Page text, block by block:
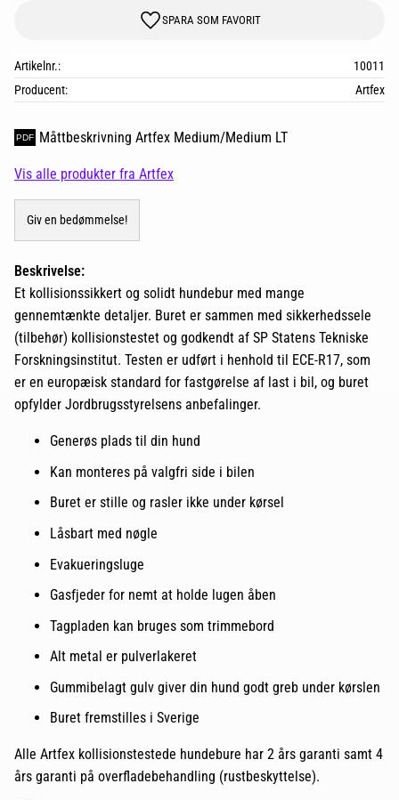
GEM SOM FAVORIT
Artikelnr.
10011
Producent
Artfex
Måttbeskrivning Artfex Medium/Medium LT
Vis alle produkter fra Artfex
Giv en bedømmelse!
Beskrivelse:
Et kollisionssikkert og solidt hundebur med mange
gennemtænkte detaljer. Buret er sammen med sikkerhedssele
(tilbehør) kollisionstestet og godkendt af SP Statens Tekniske
Forskningsinstitut. Testen er udført i henhold til ECE-R17, som
er en europæisk standard for fastgørelse af last i bil, og buret
opfylder Jordbrugsstyrelsens anbefalinger.
Generøs plads til din hund
Kan monteres på valgfri side i bilen
Buret er stille og rasler ikke under kørsel
Låsbart med nøgle
Evakueringsluge
Gasfjeder for nemt at holde lugen åben
Tagpladen kan bruges som trimmebord
Alt metal er pulverlakeret
Gummibelagt gulv giver din hund godt greb under kørslen
Buret fremstilles i Sverige
Alle Artfex kollisionstestede hundebure har 2 års garanti samt 4
års garanti på overfladebehandling (rustbeskyttelse).